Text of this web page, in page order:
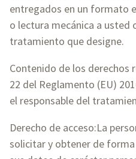
entregados en un formato
o lectura mecánica a usted
tratamiento que designe.
Contenido de los derechos
22 del Reglamento (EU)
el responsable del
Derecho de acceso:La
solicitar y obtener de